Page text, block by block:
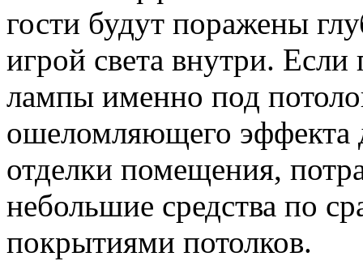
гости будут поражены
игрой света внутри.
лампы именно под
ошеломляющего эффекта
отделки помещения,
небольшие средства по
покрытиями потолков.